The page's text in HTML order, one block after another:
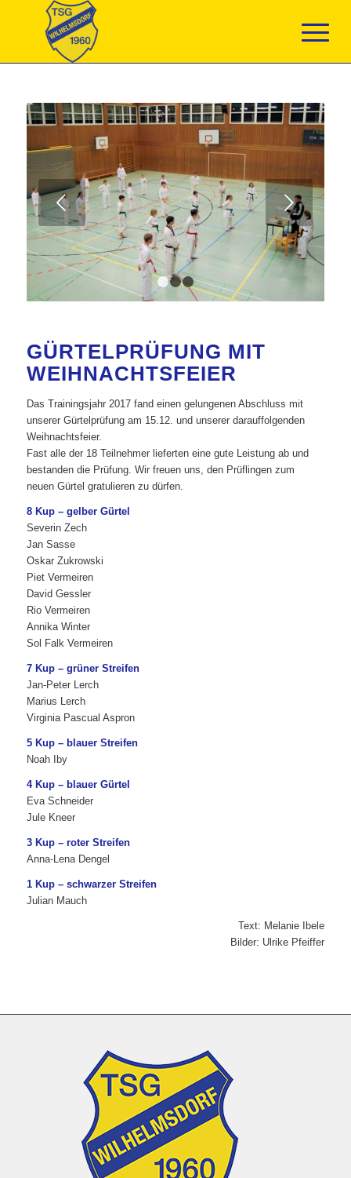
Weiter
1
GÜRTELPRÜFUNG MIT
WEIHNACHTSFEIER
Das Trainingsjahr 2017 fand einen gelungenen Abschluss mit
unserer Gürtelprüfung am 15.12. und unserer darauffolgenden
Weihnachtsfeier.
Fast alle der 18 Teilnehmer lieferten eine gute Leistung ab und
bestanden die Prüfung. Wir freuen uns, den Prüflingen zum
neuen Gürtel gratulieren zu dürfen.
8 Kup – gelber Gürtel
Severin Zech
Jan Sasse
Oskar Zukrowski
Piet Vermeiren
David Gessler
Rio Vermeiren
Annika Winter
Sol Falk Vermeiren
7 Kup – grüner Streifen
Jan-Peter Lerch
Marius Lerch
Virginia Pascual Aspron
5 Kup – blauer Streifen
Noah Iby
4 Kup – blauer Gürtel
Eva Schneider
Jule Kneer
3 Kup – roter Streifen
Anna-Lena Dengel
1 Kup – schwarzer Streifen
Julian Mauch
Text: Melanie Ibele
Bilder: Ulrike Pfeiffer